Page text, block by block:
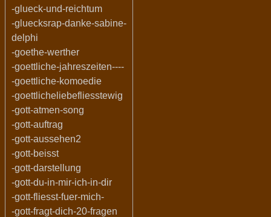
-glueck-und-reichtum
-gluecksrap-danke-sabine-
delphi
-goethe-werther
-goettliche-jahreszeiten----
-goettliche-komoedie
-goettlicheliebefliesstewig
-gott-atmen-song
-gott-auftrag
-gott-aussehen2
-gott-beisst
-gott-darstellung
-gott-du-in-mir-ich-in-dir
-gott-fliesst-fuer-mich-
-gott-fragt-dich-20-fragen